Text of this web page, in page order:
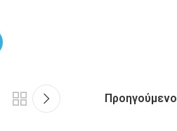
Προηγούμενο